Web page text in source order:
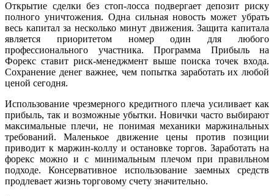
Открытие сделки без стоп-лосса подвергает депозит риску
полного уничтожения. Одна сильная новость может убрать
весь капитал за несколько минут движения. Защита капитала
является приоритетом номер один для любого
профессионального участника. Программа Прибыль на
Форекс ставит риск-менеджмент выше поиска точек входа.
Сохранение денег важнее, чем попытка заработать их любой
ценой сегодня.
Использование чрезмерного кредитного плеча усиливает как
прибыль, так и возможные убытки. Новички часто выбирают
максимальные плечи, не понимая механики маржинальных
требований. Маленькое движение цены против позиции
приводит к маржин-коллу и остановке торгов. Заработать на
форекс можно и с минимальным плечом при правильном
подходе. Консервативное использование заемных средств
продлевает жизнь торговому счету значительно.